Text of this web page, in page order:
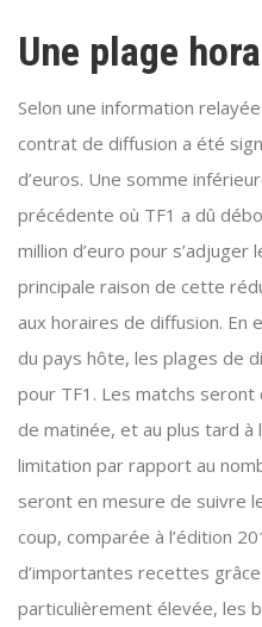
Une plage
Selon une information
contrat de diffusion a été
d’euros. Une somme
précédente où TF1 a dû
million d’euro pour
principale raison de cette
aux horaires de diffusion. En
du pays hôte, les plages de
pour TF1. Les matchs
de matinée, et au plus tard à
limitation par rapport au
seront en mesure de suivre
coup, comparée à l’édition
d’importantes recettes
particulièrement élevée, les